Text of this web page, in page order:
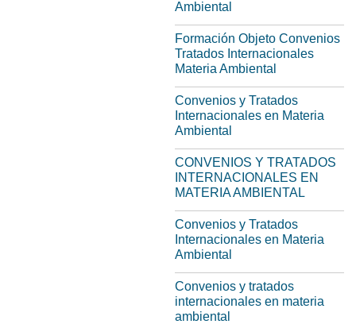
Ambiental
Formación Objeto Convenios
Tratados Internacionales
Materia Ambiental
Convenios y Tratados
Internacionales en Materia
Ambiental
CONVENIOS Y TRATADOS
INTERNACIONALES EN
MATERIA AMBIENTAL
Convenios y Tratados
Internacionales en Materia
Ambiental
Convenios y tratados
internacionales en materia
ambiental